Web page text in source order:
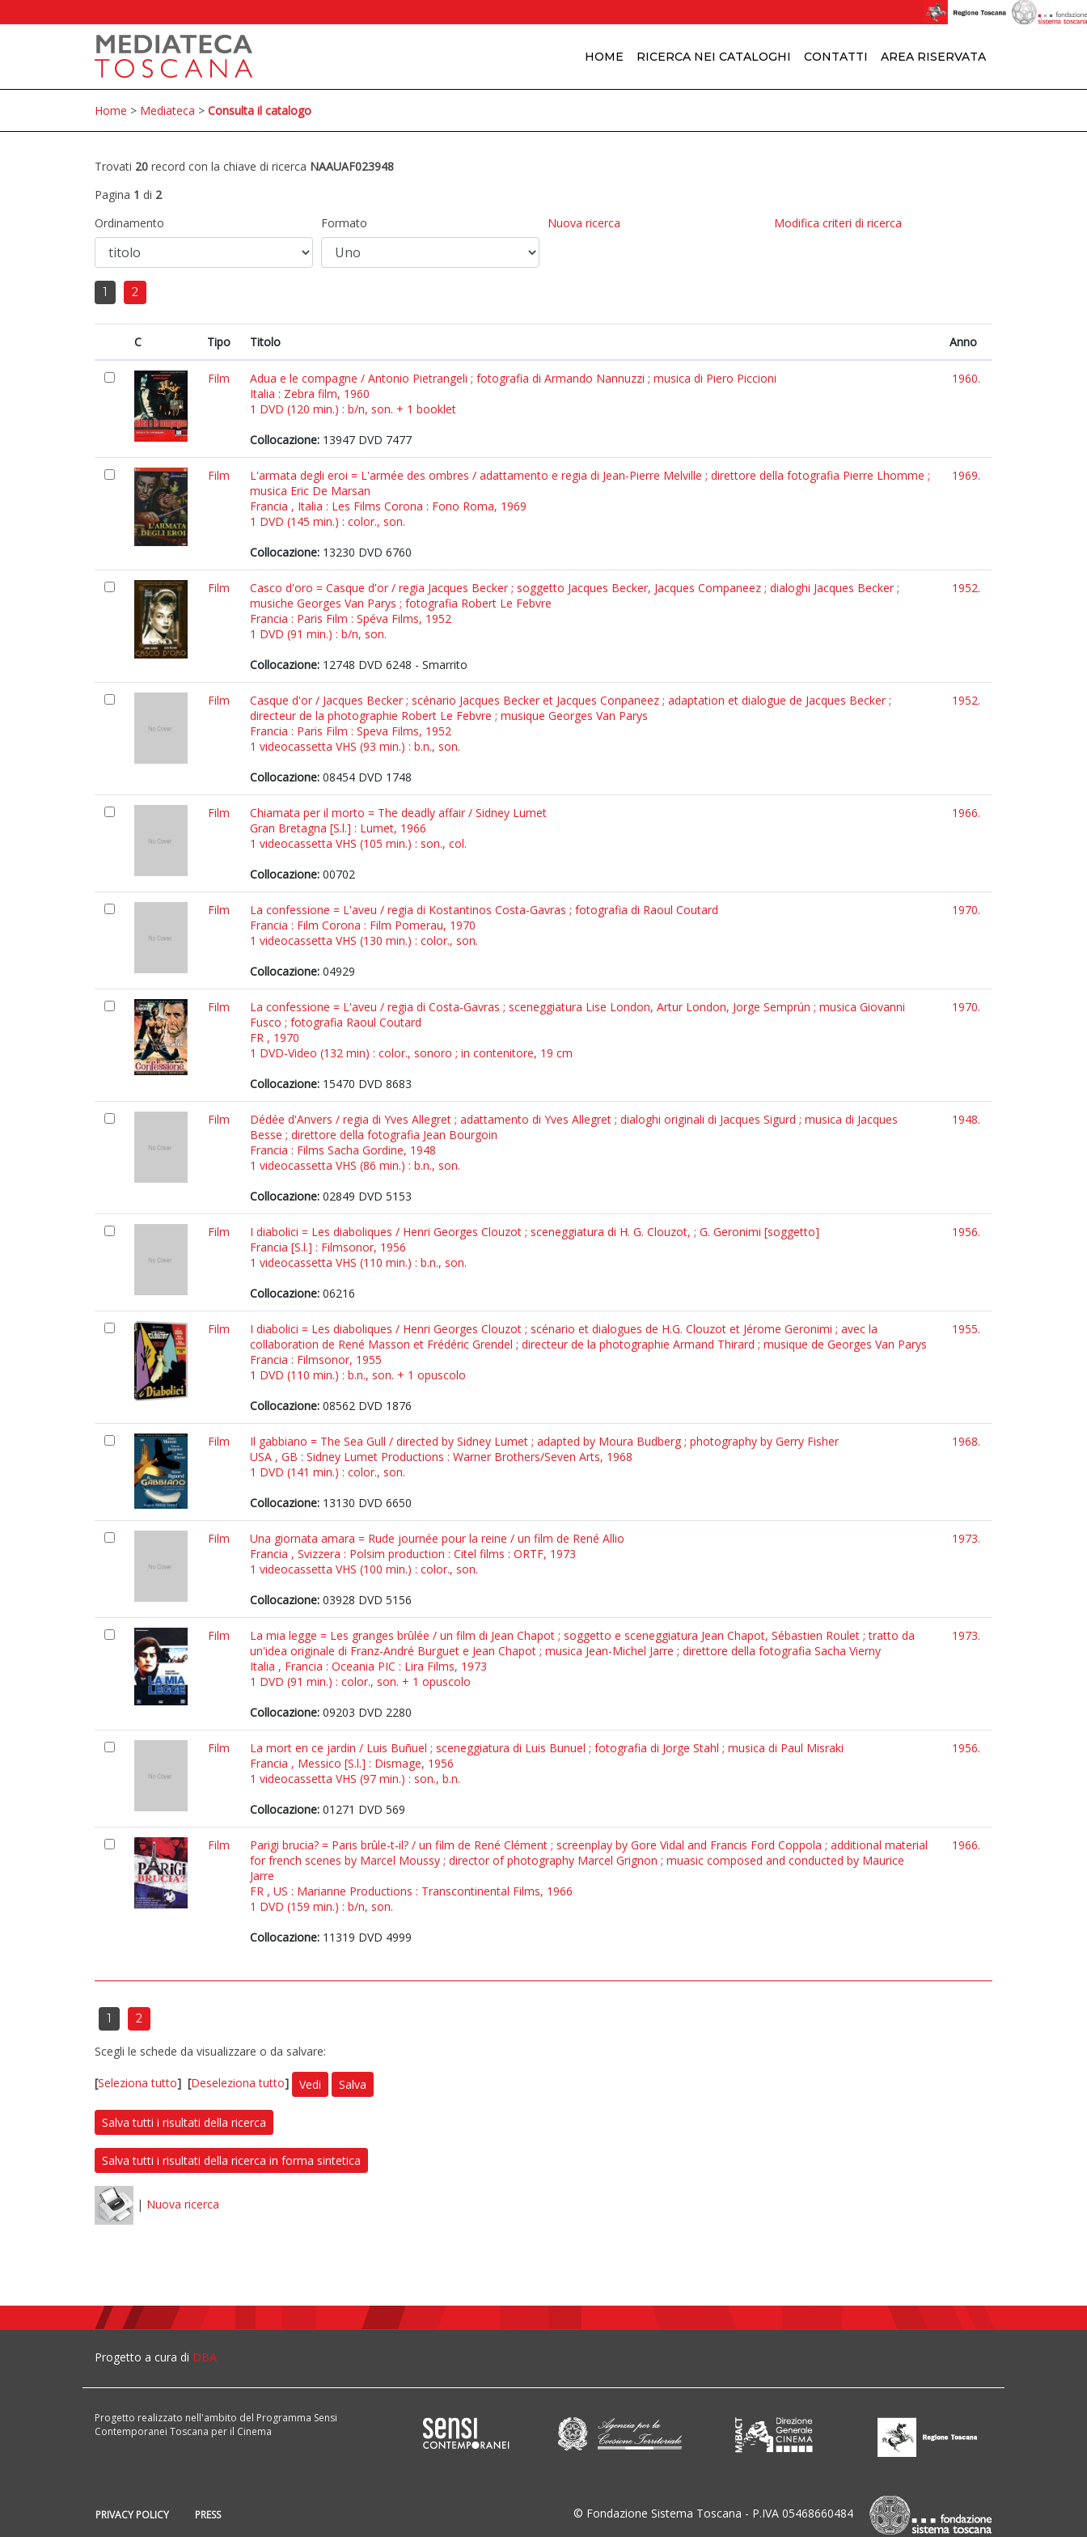
HOME RICERCA NEI CATALOGHI CONTATTI AREA RISERVATA
Home > Mediateca > Consulta il catalogo
Trovati 20 record con la chiave di ricerca NAAUAF023948
Pagina 1 di 2
Ordinamento
Formato Nuova ricerca Modifica criteri di ricerca
1 2
C Tipo Titolo Anno
Film
Adua e le compagne / Antonio Pietrangeli ; fotografia di Armando Nannuzzi ; musica di Piero Piccioni
Italia : Zebra film, 1960
1 DVD (120 min.) : b/n, son. + 1 booklet
Collocazione: 13947 DVD 7477
1960.
Film
L'armata degli eroi = L'armée des ombres / adattamento e regia di Jean-Pierre Melville ; direttore della fotografia Pierre Lhomme ;
musica Eric De Marsan
Francia , Italia : Les Films Corona : Fono Roma, 1969
1 DVD (145 min.) : color., son.
Collocazione: 13230 DVD 6760
1969.
Film
Casco d'oro = Casque d'or / regia Jacques Becker ; soggetto Jacques Becker, Jacques Companeez ; dialoghi Jacques Becker ;
musiche Georges Van Parys ; fotografia Robert Le Febvre
Francia : Paris Film : Spéva Films, 1952
1 DVD (91 min.) : b/n, son.
Collocazione: 12748 DVD 6248 - Smarrito
1952.
Film
Casque d'or / Jacques Becker ; scénario Jacques Becker et Jacques Conpaneez ; adaptation et dialogue de Jacques Becker ;
directeur de la photographie Robert Le Febvre ; musique Georges Van Parys
Francia : Paris Film : Speva Films, 1952
1 videocassetta VHS (93 min.) : b.n., son.
Collocazione: 08454 DVD 1748
1952.
Film
Chiamata per il morto = The deadly affair / Sidney Lumet
Gran Bretagna [S.l.] : Lumet, 1966
1 videocassetta VHS (105 min.) : son., col.
Collocazione: 00702
1966.
Film
La confessione = L'aveu / regia di Kostantinos Costa-Gavras ; fotografia di Raoul Coutard
Francia : Film Corona : Film Pomerau, 1970
1 videocassetta VHS (130 min.) : color., son.
Collocazione: 04929
1970.
Film
La confessione = L'aveu / regia di Costa-Gavras ; sceneggiatura Lise London, Artur London, Jorge Semprún ; musica Giovanni
Fusco ; fotografia Raoul Coutard
FR , 1970
1 DVD-Video (132 min) : color., sonoro ; in contenitore, 19 cm
Collocazione: 15470 DVD 8683
1970.
Film
Dédée d'Anvers / regia di Yves Allegret ; adattamento di Yves Allegret ; dialoghi originali di Jacques Sigurd ; musica di Jacques
Besse ; direttore della fotografia Jean Bourgoin
Francia : Films Sacha Gordine, 1948
1 videocassetta VHS (86 min.) : b.n., son.
Collocazione: 02849 DVD 5153
1948.
Film
I diabolici = Les diaboliques / Henri Georges Clouzot ; sceneggiatura di H. G. Clouzot, ; G. Geronimi [soggetto]
Francia [S.l.] : Filmsonor, 1956
1 videocassetta VHS (110 min.) : b.n., son.
Collocazione: 06216
1956.
Film
I diabolici = Les diaboliques / Henri Georges Clouzot ; scénario et dialogues de H.G. Clouzot et Jérome Geronimi ; avec la
collaboration de René Masson et Frédéric Grendel ; directeur de la photographie Armand Thirard ; musique de Georges Van Parys
Francia : Filmsonor, 1955
1 DVD (110 min.) : b.n., son. + 1 opuscolo
Collocazione: 08562 DVD 1876
1955.
Film
Il gabbiano = The Sea Gull / directed by Sidney Lumet ; adapted by Moura Budberg ; photography by Gerry Fisher
USA , GB : Sidney Lumet Productions : Warner Brothers/Seven Arts, 1968
1 DVD (141 min.) : color., son.
Collocazione: 13130 DVD 6650
1968.
Film
Una giornata amara = Rude journée pour la reine / un film de René Allio
Francia , Svizzera : Polsim production : Citel films : ORTF, 1973
1 videocassetta VHS (100 min.) : color., son.
Collocazione: 03928 DVD 5156
1973.
Film
La mia legge = Les granges brûlée / un film di Jean Chapot ; soggetto e sceneggiatura Jean Chapot, Sébastien Roulet ; tratto da
un'idea originale di Franz-André Burguet e Jean Chapot ; musica Jean-Michel Jarre ; direttore della fotografia Sacha Vierny
Italia , Francia : Oceania PIC : Lira Films, 1973
1 DVD (91 min.) : color., son. + 1 opuscolo
Collocazione: 09203 DVD 2280
1973.
Film
La mort en ce jardin / Luis Buñuel ; sceneggiatura di Luis Bunuel ; fotografia di Jorge Stahl ; musica di Paul Misraki
Francia , Messico [S.l.] : Dismage, 1956
1 videocassetta VHS (97 min.) : son., b.n.
Collocazione: 01271 DVD 569
1956.
Film
Parigi brucia? = Paris brûle-t-il? / un film de René Clément ; screenplay by Gore Vidal and Francis Ford Coppola ; additional material
for french scenes by Marcel Moussy ; director of photography Marcel Grignon ; muasic composed and conducted by Maurice
Jarre
FR , US : Marianne Productions : Transcontinental Films, 1966
1 DVD (159 min.) : b/n, son.
Collocazione: 11319 DVD 4999
1966.
1 2
Scegli le schede da visualizzare o da salvare:
[Seleziona tutto] [Deseleziona tutto] Vedi Salva
Salva tutti i risultati della ricerca
Salva tutti i risultati della ricerca in forma sintetica
| Nuova ricerca
Progetto a cura di DBA
Progetto realizzato nell'ambito del Programma Sensi
Contemporanei Toscana per il Cinema
PRIVACY POLICY PRESS © Fondazione Sistema Toscana - P.IVA 05468660484